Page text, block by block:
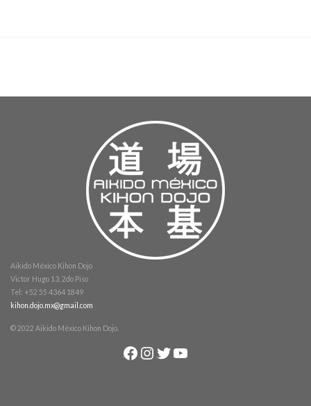
Aikido México Kihon Dojo
Victor Hugo 13, 2do Piso
Tel: +52 55 4364 1849
kihon.dojo.mx@gmail.com
© 2022 Aikido México Kihon Dojo.
Facebook
Instagram
Twitter
YouTube